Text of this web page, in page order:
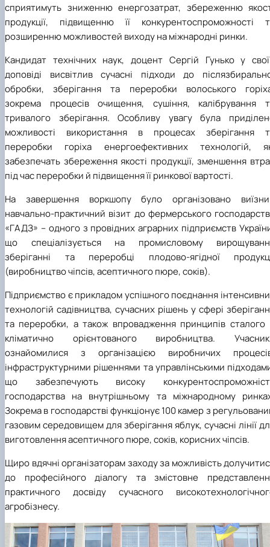
сприятимуть зниженню енергозатрат, збереженню
продукції, підвищенню її конкурентоспроможності
розширенню можливостей виходу на міжнародні ринки.
Кандидат технічних наук, доцент Сергій Гунько у
доповіді висвітлив сучасні підходи до
обробки, зберігання та переробки волоського
зокрема процесів очищення, сушіння, калібрування
тривалого зберігання. Особливу увагу була
можливості використання в процесах зберігання
переробки горіха енергоефективних технологій,
забезпечать збереження якості продукції, зменшення
під час переробки й підвищення її ринкової вартості.
На завершення воркшопу було організовано
навчально-практичний візит до фермерського
«ГАДЗ» – одного з провідних аграрних підприємств
що спеціалізується на промисловому
зберіганні та переробці плодово-ягідної
(виробництво чіпсів, асептичного пюре, соків).
Підприємство є прикладом успішного поєднання
технологій садівництва, сучасних рішень у сфері
та переробки, а також впровадження принципів сталого
кліматично орієнтованого виробництва.
ознайомилися з організацією виробничих
інфраструктурними рішеннями та управлінськими
що забезпечують високу
господарства на внутрішньому та міжнародному
Зокрема в господарстві функціонує 100 камер з
газовим середовищем для зберігання яблук, сучасні лінії
виготовлення асептичного пюре, соків, корисних чіпсів.
Щиро вдячні організаторам заходу за можливість
до професійного діалогу та змістовне
практичного досвіду сучасного
агробізнесу.